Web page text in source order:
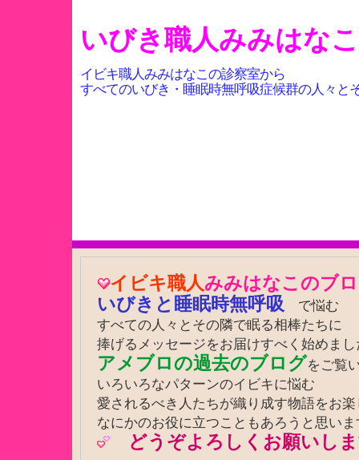
いびき職人みみはな
イビキ職人みみはなこの診察室から
すべてのいびき・睡眠時無呼吸症候群の人々と
イビキ職人みみはなこのブ
いびきと睡眠時無呼吸
で悩む
すべての人々とその隣で眠る相棒たちに
捧げるメッセージをお届けすべく始めまし
アメブロの過去のブログをご覧
いろいろなパターンのイビキに悩む
愛されるべき人たちが織り成す物語をお
なにかのお役に立つこともあろうと思いま
どうぞよろしくお願いし